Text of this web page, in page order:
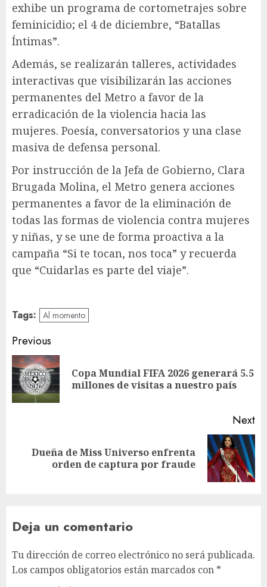
exhibe un programa de cortometrajes sobre
feminicidio; el 4 de diciembre, “Batallas
Íntimas”.
Además, se realizarán talleres, actividades
interactivas que visibilizarán las acciones
permanentes del Metro a favor de la
erradicación de la violencia hacia las
mujeres. Poesía, conversatorios y una clase
masiva de defensa personal.
Por instrucción de la Jefa de Gobierno, Clara
Brugada Molina, el Metro genera acciones
permanentes a favor de la eliminación de
todas las formas de violencia contra mujeres
y niñas, y se une de forma proactiva a la
campaña “Si te tocan, nos toca” y recuerda
que “Cuidarlas es parte del viaje”.
Tags: Al momento
Post
navigation
Previous
Copa Mundial FIFA 2026 generará 5.5
millones de visitas a nuestro país
Next
NextDueña de Miss Universo enfrenta
orden de captura por fraude
Deja un comentario
Tu dirección de correo electrónico no será publicada.
Los campos obligatorios están marcados con *